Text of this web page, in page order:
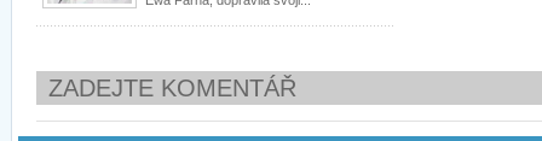
ZADEJTE KOMENTÁŘ